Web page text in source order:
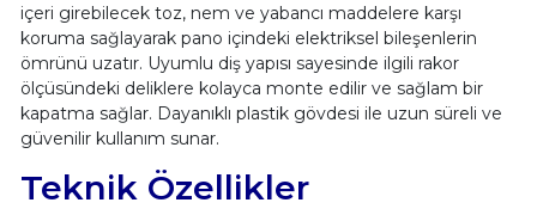
içeri girebilecek toz, nem ve yabancı maddelere karşı
koruma sağlayarak pano içindeki elektriksel bileşenlerin
ömrünü uzatır. Uyumlu diş yapısı sayesinde ilgili rakor
ölçüsündeki deliklere kolayca monte edilir ve sağlam bir
kapatma sağlar. Dayanıklı plastik gövdesi ile uzun süreli ve
güvenilir kullanım sunar.
Teknik Özellikler